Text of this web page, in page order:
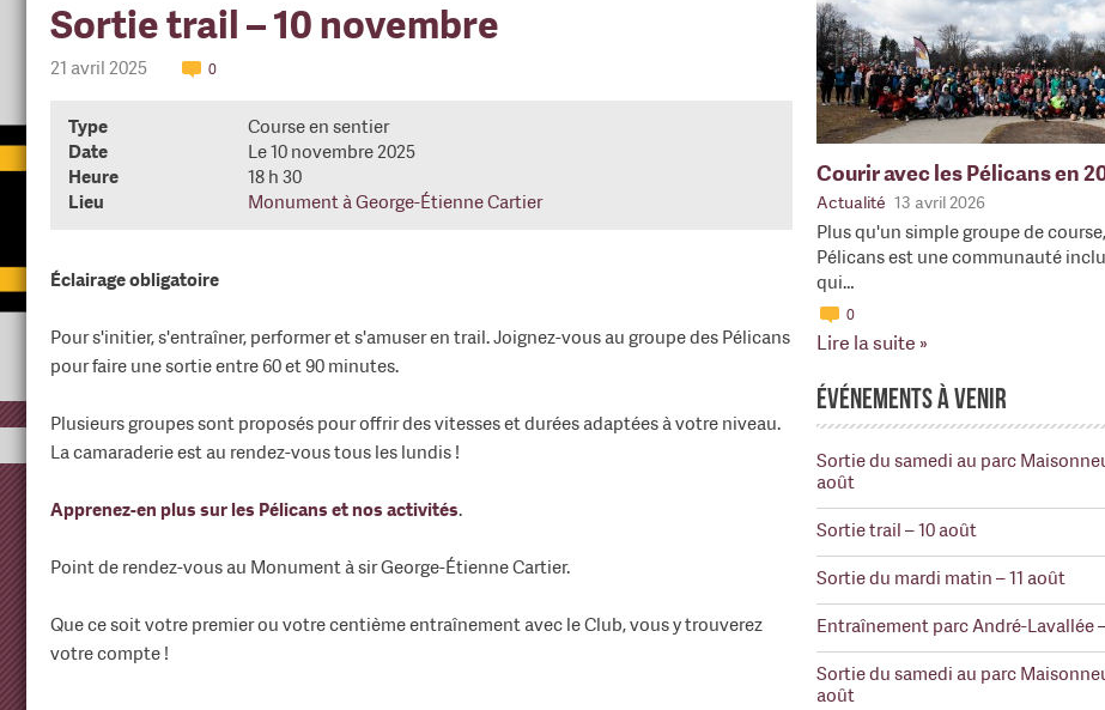
Courir avec les Pélicans en
Actualité 13 avril 2026
Plus qu'un simple groupe de
Pélicans est une communauté
qui…
0
Lire la suite »
Événements à venir
Sortie du samedi au parc
août
Sortie trail – 10 août
Sortie du mardi matin – 11 août
Entraînement parc André-Lavallée
Sortie du samedi au parc
août
Sortie trail – 10 novembre
21 avril 2025 0
Type
Course en sentier
Date
Le 10 novembre 2025
Heure
18 h 30
Lieu
Monument à George-Étienne Cartier
Éclairage obligatoire
Pour s'initier, s'entraîner, performer et s'amuser en trail. Joignez-vous au groupe des Pélicans
pour faire une sortie entre 60 et 90 minutes.
Plusieurs groupes sont proposés pour offrir des vitesses et durées adaptées à votre niveau.
La camaraderie est au rendez-vous tous les lundis !
Apprenez-en plus sur les Pélicans et nos activités.
Point de rendez-vous au Monument à sir George-Étienne Cartier.
Que ce soit votre premier ou votre centième entraînement avec le Club, vous y trouverez
votre compte !